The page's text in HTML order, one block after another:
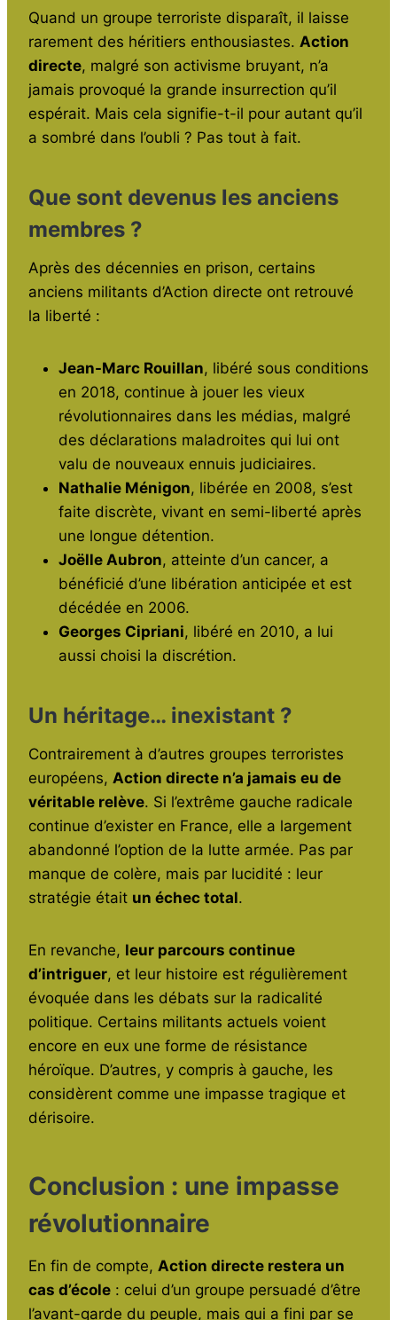
Quand un groupe terroriste disparaît, il laisse
rarement des héritiers enthousiastes. Action
directe, malgré son activisme bruyant, n’a
jamais provoqué la grande insurrection qu’il
espérait. Mais cela signifie-t-il pour autant qu’il
a sombré dans l’oubli ? Pas tout à fait.
Que sont devenus les anciens
membres ?
Après des décennies en prison, certains
anciens militants d’Action directe ont retrouvé
la liberté :
Jean-Marc Rouillan, libéré sous conditions
en 2018, continue à jouer les vieux
révolutionnaires dans les médias, malgré
des déclarations maladroites qui lui ont
valu de nouveaux ennuis judiciaires.
Nathalie Ménigon, libérée en 2008, s’est
faite discrète, vivant en semi-liberté après
une longue détention.
Joëlle Aubron, atteinte d’un cancer, a
bénéficié d’une libération anticipée et est
décédée en 2006.
Georges Cipriani, libéré en 2010, a lui
aussi choisi la discrétion.
Un héritage… inexistant ?
Contrairement à d’autres groupes terroristes
européens, Action directe n’a jamais eu de
véritable relève. Si l’extrême gauche radicale
continue d’exister en France, elle a largement
abandonné l’option de la lutte armée. Pas par
manque de colère, mais par lucidité : leur
stratégie était un échec total.
En revanche, leur parcours continue
d’intriguer, et leur histoire est régulièrement
évoquée dans les débats sur la radicalité
politique. Certains militants actuels voient
encore en eux une forme de résistance
héroïque. D’autres, y compris à gauche, les
considèrent comme une impasse tragique et
dérisoire.
Conclusion : une impasse
révolutionnaire
En fin de compte, Action directe restera un
cas d’école : celui d’un groupe persuadé d’être
l’avant-garde du peuple, mais qui a fini par se